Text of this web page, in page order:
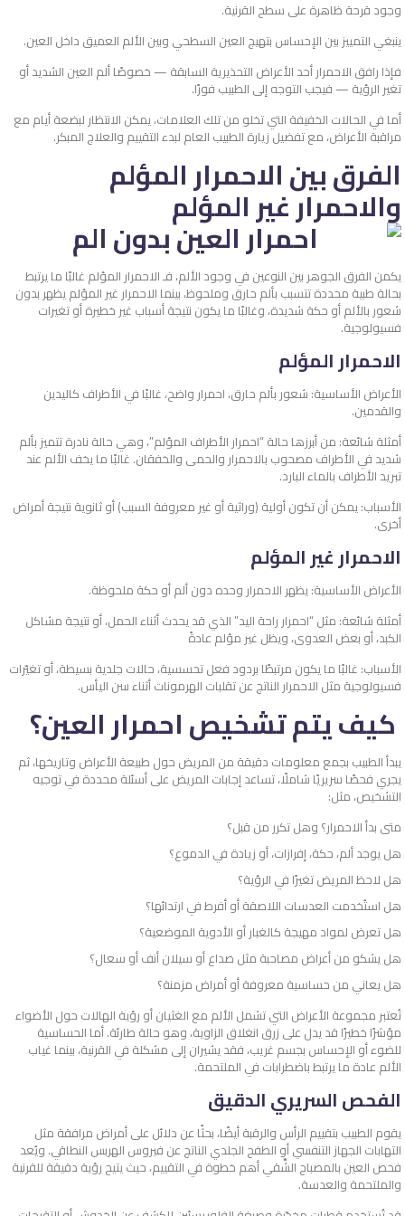
وجود قرحة ظاهرة على سطح القرنية.
ينبغي التمييز بين الإحساس بتهيج العين السطحي وبين الألم العميق داخل العين.
فإذا رافق الاحمرار أحد الأعراض التحذيرية السابقة — خصوصًا ألم العين الشديد أو
تغير الرؤية — فيجب التوجه إلى الطبيب فورًا.
أما في الحالات الخفيفة التي تخلو من تلك العلامات، يمكن الانتظار لبضعة أيام مع
مراقبة الأعراض، مع تفضيل زيارة الطبيب العام لبدء التقييم والعلاج المبكر.
الفرق بين الاحمرار المؤلم
والاحمرار غير المؤلم
يكمن الفرق الجوهر بين النوعين في وجود الألم، فـ الاحمرار المؤلم غالبًا ما يرتبط
بحالة طبية محددة تتسبب بألم حارق وملحوظ، بينما الاحمرار غير المؤلم يظهر بدون
شعور بالألم أو حكة شديدة، وغالبًا ما يكون نتيجة أسباب غير خطيرة أو تغيرات
فسيولوجية.
الاحمرار المؤلم
الأعراض الأساسية: شعور بألم حارق، احمرار واضح، غالبًا في الأطراف كاليدين
والقدمين.
أمثلة شائعة: من أبرزها حالة “احمرار الأطراف المؤلم”، وهي حالة نادرة تتميز بألم
شديد في الأطراف مصحوب بالاحمرار والحمى والخفقان. غالبًا ما يخف الألم عند
تبريد الأطراف بالماء البارد.
الأسباب: يمكن أن تكون أولية (وراثية أو غير معروفة السبب) أو ثانوية نتيجة أمراض
أخرى.
الاحمرار غير المؤلم
الأعراض الأساسية: يظهر الاحمرار وحده دون ألم أو حكة ملحوظة.
أمثلة شائعة: مثل “احمرار راحة اليد” الذي قد يحدث أثناء الحمل، أو نتيجة مشاكل
الكبد، أو بعض العدوى، ويظل غير مؤلم عادةً
الأسباب: غالبًا ما يكون مرتبطًا بردود فعل تحسسية، حالات جلدية بسيطة، أو تغيّرات
فسيولوجية مثل الاحمرار الناتج عن تقلبات الهرمونات أثناء سن اليأس.
كيف يتم تشخيص احمرار العين؟
يبدأ الطبيب بجمع معلومات دقيقة من المريض حول طبيعة الأعراض وتاريخها، ثم
يجري فحصًا سريريًا شاملًا، تساعد إجابات المريض على أسئلة محددة في توجيه
التشخيص، مثل:
متى بدأ الاحمرار؟ وهل تكرر من قبل؟
هل يوجد ألم، حكة، إفرازات، أو زيادة في الدموع؟
هل لاحظ المريض تغيرًا في الرؤية؟
هل استُخدمت العدسات اللاصقة أو أفرط في ارتدائها؟
هل تعرض لمواد مهيجة كالغبار أو الأدوية الموضعية؟
هل يشكو من أعراض مصاحبة مثل صداع أو سيلان أنف أو سعال؟
هل يعاني من حساسية معروفة أو أمراض مزمنة؟
تُعتبر مجموعة الأعراض التي تشمل الألم مع الغثيان أو رؤية الهالات حول الأضواء
مؤشرًا خطيرًا قد يدل على زرق انغلاق الزاوية، وهو حالة طارئة.أما الحساسية
للضوء أو الإحساس بجسم غريب، فقد يشيران إلى مشكلة في القرنية، بينما غياب
الألم عادة ما يرتبط باضطرابات في الملتحمة.
الفحص السريري الدقيق
يقوم الطبيب بتقييم الرأس والرقبة أيضًا، بحثًا عن دلائل على أمراض مرافقة مثل
التهابات الجهاز التنفسي أو الطفح الجلدي الناتج عن فيروس الهربس النطاقي. ويُعد
فحص العين بالمصباح الشِّقي أهم خطوة في التقييم، حيث يتيح رؤية دقيقة للقرنية
والملتحمة والعدسة.